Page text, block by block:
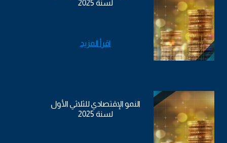
لسنة 2025
اقرأ المزيد
النمو الإقتصادي للثلاثي الأول
لسنة 2025